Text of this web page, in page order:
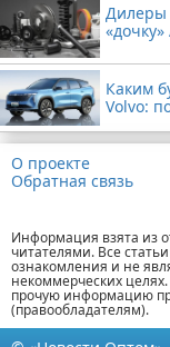
Дилеры
Каким
Volvo:
О проекте
Обратная связь
Информация взята из
читателями. Все
ознакомления и не
некоммерческих
прочую информацию
(правообладателям).